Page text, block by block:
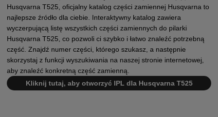
Husqvarna T525, oficjalny katalog części zamiennej Husqvarna to
najlepsze źródło dla ciebie. Interaktywny katalog zawiera
wyczerpującą listę wszystkich części zamiennych do pilarki
Husqvarna T525, co pozwoli ci szybko i łatwo znaleźć potrzebną
część. Znajdź numer części, którego szukasz, a następnie
skorzystaj z funkcji wyszukiwania na naszej stronie internetowej,
aby znaleźć konkretną część zamienną.
Kliknij tutaj, aby otworzyć IPL dla Husqvarna T525